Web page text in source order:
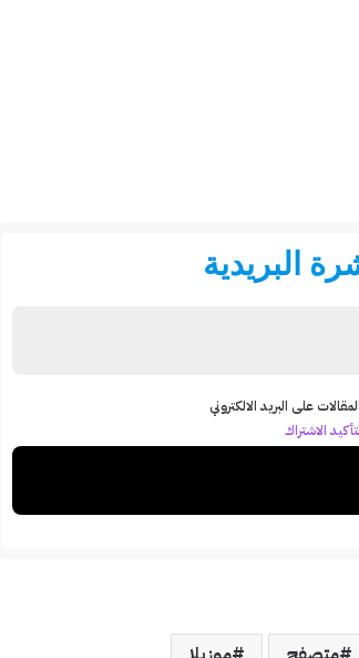
البريدية
على البريد الالكتروني
الاشتراك